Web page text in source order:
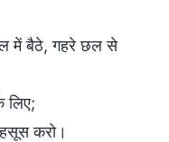
में बैठे, गहरे छल से
लिए;
करो।